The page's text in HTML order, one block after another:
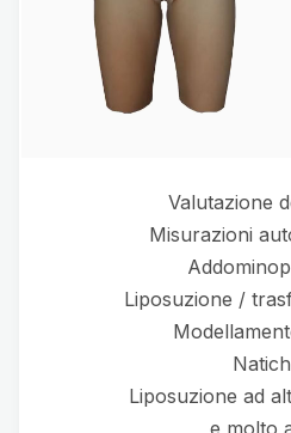
Valutazione
Misurazioni
Liposuzione /
Liposuzione ad
e molto